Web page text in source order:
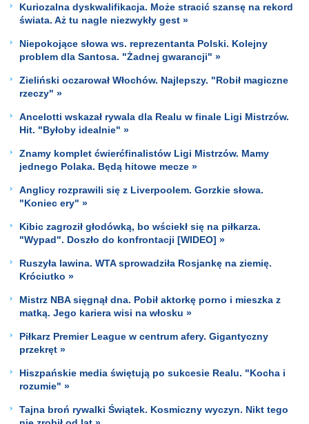
Kuriozalna dyskwalifikacja. Może stracić szansę na rekord
świata. Aż tu nagle niezwykły gest »
Niepokojące słowa ws. reprezentanta Polski. Kolejny
problem dla Santosa. "Żadnej gwarancji" »
Zieliński oczarował Włochów. Najlepszy. "Robił magiczne
rzeczy" »
Ancelotti wskazał rywala dla Realu w finale Ligi Mistrzów.
Hit. "Byłoby idealnie" »
Znamy komplet ćwierćfinalistów Ligi Mistrzów. Mamy
jednego Polaka. Będą hitowe mecze »
Anglicy rozprawili się z Liverpoolem. Gorzkie słowa.
"Koniec ery" »
Kibic zagroził głodówką, bo wściekł się na piłkarza.
"Wypad". Doszło do konfrontacji [WIDEO] »
Ruszyła lawina. WTA sprowadziła Rosjankę na ziemię.
Króciutko »
Mistrz NBA sięgnął dna. Pobił aktorkę porno i mieszka z
matką. Jego kariera wisi na włosku »
Piłkarz Premier League w centrum afery. Gigantyczny
przekręt »
Hiszpańskie media świętują po sukcesie Realu. "Kocha i
rozumie" »
Tajna broń rywalki Świątek. Kosmiczny wyczyn. Nikt tego